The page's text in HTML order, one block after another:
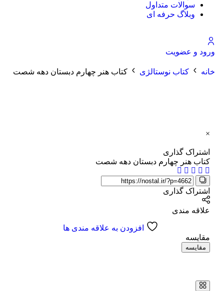
سوالات متداول
وبلاگ حرفه ای
ورود و عضویت
خانه کتاب نوستالژی کتاب هنر چهارم دبستان دهه شصت
×
اشتراک گذاری
کتاب هنر چهارم دبستان دهه شصت
اشتراک گذاری
علاقه مندی
افزودن به علاقه مندی ها
مقایسه
مقایسه